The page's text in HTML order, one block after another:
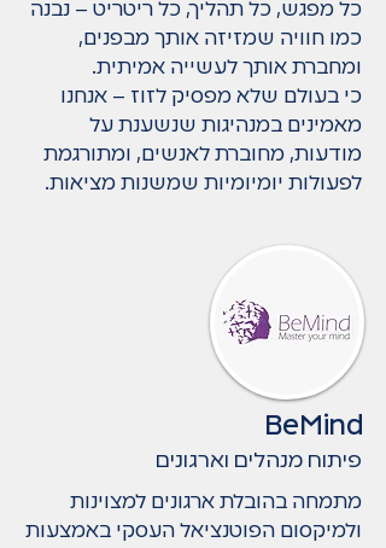
כל מפגש, כל תהליך, כל ריטריט – נבנה
כמו חוויה שמזיזה אותך מבפנים,
ומחברת אותך לעשייה אמיתית.
כי בעולם שלא מפסיק לזוז – אנחנו
מאמינים במנהיגות שנשענת על
מודעות, מחוברת לאנשים, ומתורגמת
לפעולות יומיומיות שמשנות מציאות.
BeMind
פיתוח מנהלים וארגונים
מתמחה בהובלת ארגונים למצוינות
ולמיקסום הפוטנציאל העסקי באמצעות